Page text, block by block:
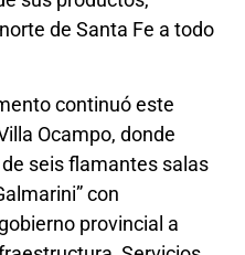
de Santa Fe a todo
continuó este
Ocampo, donde
seis flamantes salas
con
provincial a